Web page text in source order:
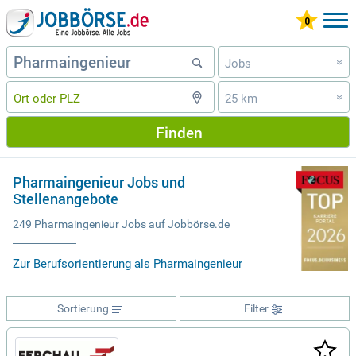
Jobs »
25 km »
Finden
Pharmaingenieur Jobs und
Stellenangebote
249 Pharmaingenieur Jobs auf Jobbörse.de
Zur Berufsorientierung als Pharmaingenieur
Filter
Sortierung